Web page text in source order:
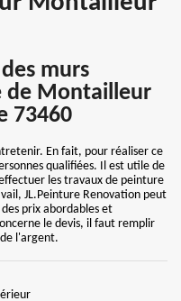
murs
de Montailleur
73460
En fait, pour réaliser ce
qualifiées. Il est utile de
les travaux de peinture
JL.Peinture Renovation peut
prix abordables et
le devis, il faut remplir
l'argent.